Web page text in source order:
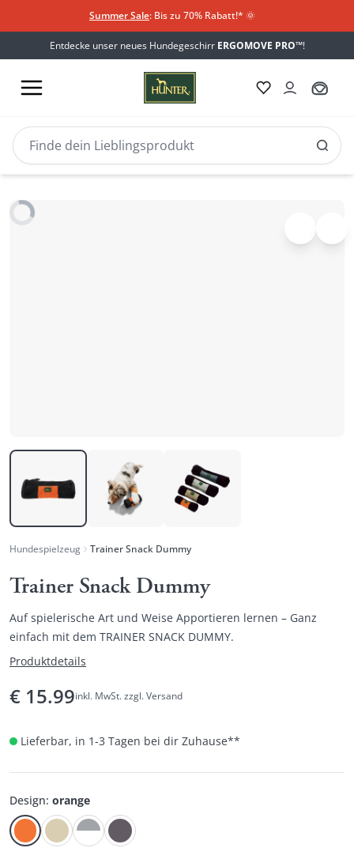
Summer Sale: Bis zu 70% Rabatt!* 🌞
Entdecke unser neues Hundegeschirr ERGOMOVE PRO™!
Hundespielzeug Trainer Snack Dummy
Trainer Snack Dummy
Auf spielerische Art und Weise Apportieren lernen – Ganz
einfach mit dem TRAINER SNACK DUMMY.
Produktdetails
€ 15.99inkl. MwSt. zzgl. Versand
Lieferbar, in 1-3 Tagen bei dir Zuhause**
Design: orange